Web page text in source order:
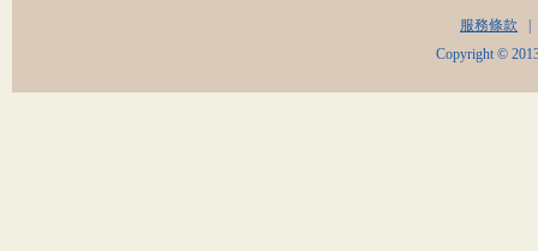
服務條款
Copyright ©